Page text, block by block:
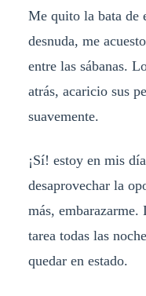
Me quito la bata de
desnuda, me
entre las sábanas.
atrás, acaricio sus
suavemente.
¡Sí! estoy en mis
desaprovechar la
más, embarazarme.
tarea todas las
quedar en estado.